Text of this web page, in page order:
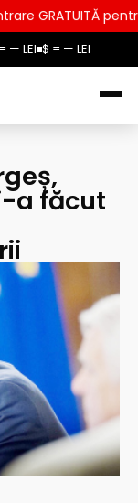
— LEI $ = — LEI
copii, elevi și
a făcut